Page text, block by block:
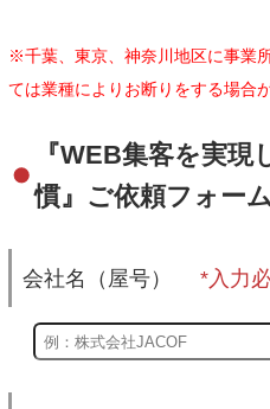
※千葉、東京、神奈川地区に事業
ては業種によりお断りをする場合
『WEB集客を実
慣』ご依頼フォーム
会社名（屋号）